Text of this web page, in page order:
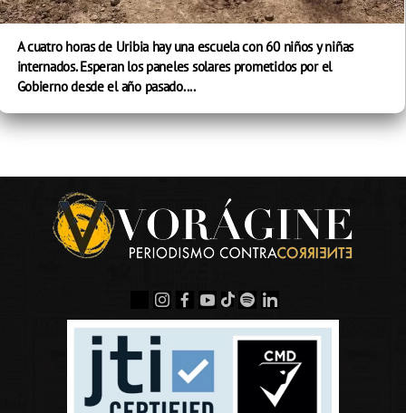
A cuatro horas de Uribia hay una escuela con 60 niños y niñas
internados. Esperan los paneles solares prometidos por el
Gobierno desde el año pasado....